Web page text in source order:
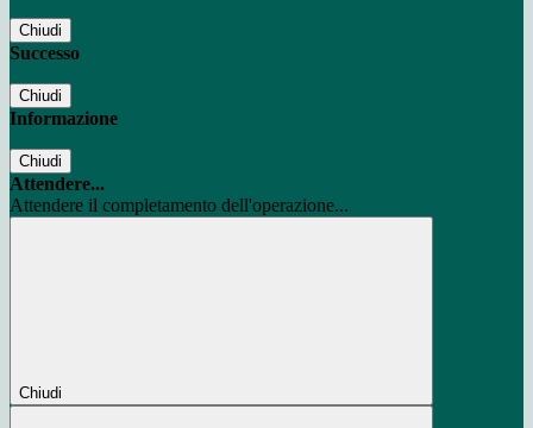
Chiudi
Successo
Chiudi
Informazione
Chiudi
Attendere...
Attendere il completamento dell'operazione...
Chiudi